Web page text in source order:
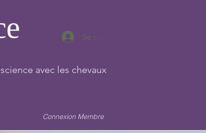
avec les chevaux
Connexion Membre
Se connecter